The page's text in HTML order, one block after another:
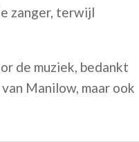
zanger, terwijl
de muziek, bedankt
Manilow, maar ook